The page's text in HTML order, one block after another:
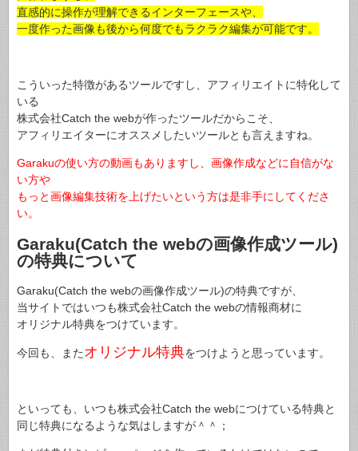
直感的に操作が理解できるインターフェースや、
一度作った画像も後から何度でもラクラク編集が可能です。
こういった特徴があるツールですし、アフィリエイトに特化して
いる
株式会社Catch the webが作ったツールだからこそ、
アフィリエイターにオススメしたいツールとも言えますね。
Garakuの使い方の動画もありますし、画像作成などに自信がな
い方や
もっと画像編集技術を上げたいという方は是非手にしてくださ
い。
Garaku(Catch the webの画像作成ツール)
の特典について
Garaku(Catch the webの画像作成ツール)の特典ですが、
当サイトではいつも株式会社Catch the webの情報商材に
オリジナル特典をつけています。
今回も、またオリジナル特典をつけようと思っています。
といっても、いつも株式会社Catch the webにつけている特典と
同じ特典になるような気はしますが＾＾；